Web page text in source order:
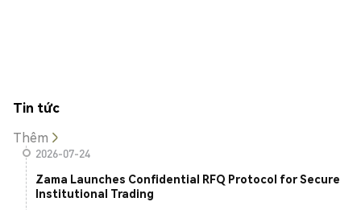
Tin tức
Thêm
2026-07-24
Zama Launches Confidential RFQ Protocol for Secure
Institutional Trading